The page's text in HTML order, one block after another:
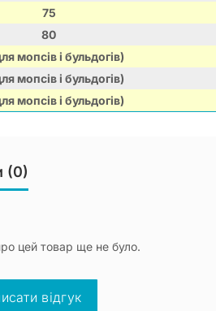
75
80
мопсів і бульдогів)
мопсів і бульдогів)
мопсів і бульдогів)
(0)
цей товар ще не було.
відгук